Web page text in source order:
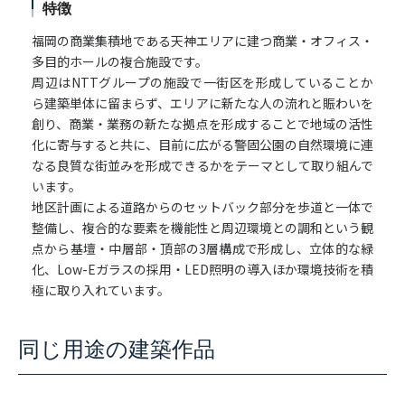
特徴
福岡の商業集積地である天神エリアに建つ商業・オフィス・
多目的ホールの複合施設です。
周辺はNTTグループの施設で一街区を形成していることか
ら建築単体に留まらず、エリアに新たな人の流れと賑わいを
創り、商業・業務の新たな拠点を形成することで地域の活性
化に寄与すると共に、目前に広がる警固公園の自然環境に連
なる良質な街並みを形成できるかをテーマとして取り組んで
います。
地区計画による道路からのセットバック部分を歩道と一体で
整備し、複合的な要素を機能性と周辺環境との調和という観
点から基壇・中層部・頂部の3層構成で形成し、立体的な緑
化、Low-Eガラスの採用・LED照明の導入ほか環境技術を積
極に取り入れています。
同じ用途の建築作品